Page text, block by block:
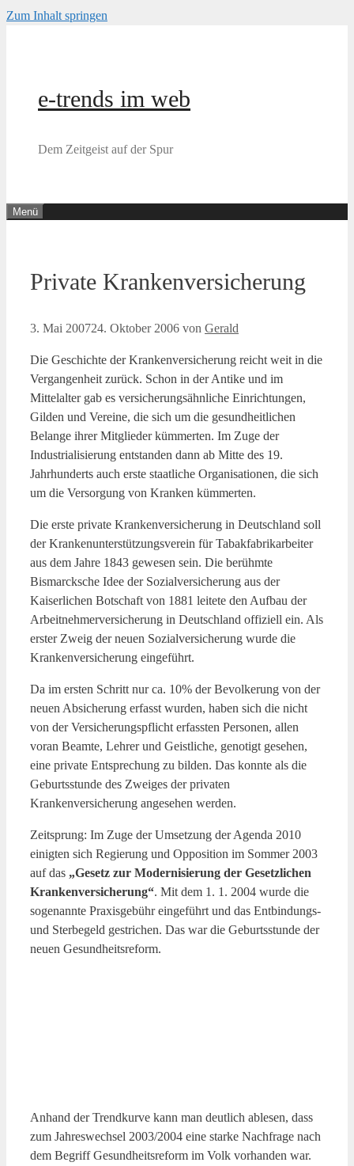
Zum Inhalt springen
e-trends im web
Dem Zeitgeist auf der Spur
Menü
Private Krankenversicherung
3. Mai 200724. Oktober 2006 von Gerald
Die Geschichte der Krankenversicherung reicht weit in die
Vergangenheit zurück. Schon in der Antike und im
Mittelalter gab es versicherungsähnliche Einrichtungen,
Gilden und Vereine, die sich um die gesundheitlichen
Belange ihrer Mitglieder kümmerten. Im Zuge der
Industrialisierung entstanden dann ab Mitte des 19.
Jahrhunderts auch erste staatliche Organisationen, die sich
um die Versorgung von Kranken kümmerten.
Die erste private Krankenversicherung in Deutschland soll
der Krankenunterstützungsverein für Tabakfabrikarbeiter
aus dem Jahre 1843 gewesen sein. Die berühmte
Bismarcksche Idee der Sozialversicherung aus der
Kaiserlichen Botschaft von 1881 leitete den Aufbau der
Arbeitnehmerversicherung in Deutschland offiziell ein. Als
erster Zweig der neuen Sozialversicherung wurde die
Krankenversicherung eingeführt.
Da im ersten Schritt nur ca. 10% der Bevolkerung von der
neuen Absicherung erfasst wurden, haben sich die nicht
von der Versicherungspflicht erfassten Personen, allen
voran Beamte, Lehrer und Geistliche, genotigt gesehen,
eine private Entsprechung zu bilden. Das konnte als die
Geburtsstunde des Zweiges der privaten
Krankenversicherung angesehen werden.
Zeitsprung: Im Zuge der Umsetzung der Agenda 2010
einigten sich Regierung und Opposition im Sommer 2003
auf das „Gesetz zur Modernisierung der Gesetzlichen
Krankenversicherung“. Mit dem 1. 1. 2004 wurde die
sogenannte Praxisgebühr eingeführt und das Entbindungs-
und Sterbegeld gestrichen. Das war die Geburtsstunde der
neuen Gesundheitsreform.
Anhand der Trendkurve kann man deutlich ablesen, dass
zum Jahreswechsel 2003/2004 eine starke Nachfrage nach
dem Begriff Gesundheitsreform im Volk vorhanden war.